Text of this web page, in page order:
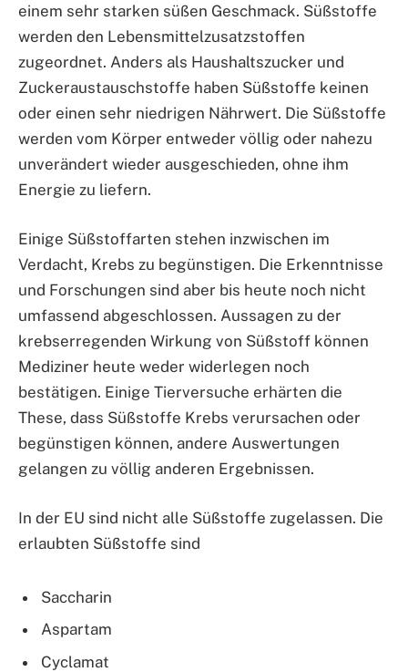
einem sehr starken süßen Geschmack. Süßstoffe
werden den Lebensmittelzusatzstoffen
zugeordnet. Anders als Haushaltszucker und
Zuckeraustauschstoffe haben Süßstoffe keinen
oder einen sehr niedrigen Nährwert. Die Süßstoffe
werden vom Körper entweder völlig oder nahezu
unverändert wieder ausgeschieden, ohne ihm
Energie zu liefern.
Einige Süßstoffarten stehen inzwischen im
Verdacht, Krebs zu begünstigen. Die Erkenntnisse
und Forschungen sind aber bis heute noch nicht
umfassend abgeschlossen. Aussagen zu der
krebserregenden Wirkung von Süßstoff können
Mediziner heute weder widerlegen noch
bestätigen. Einige Tierversuche erhärten die
These, dass Süßstoffe Krebs verursachen oder
begünstigen können, andere Auswertungen
gelangen zu völlig anderen Ergebnissen.
In der EU sind nicht alle Süßstoffe zugelassen. Die
erlaubten Süßstoffe sind
Saccharin
Aspartam
Cyclamat